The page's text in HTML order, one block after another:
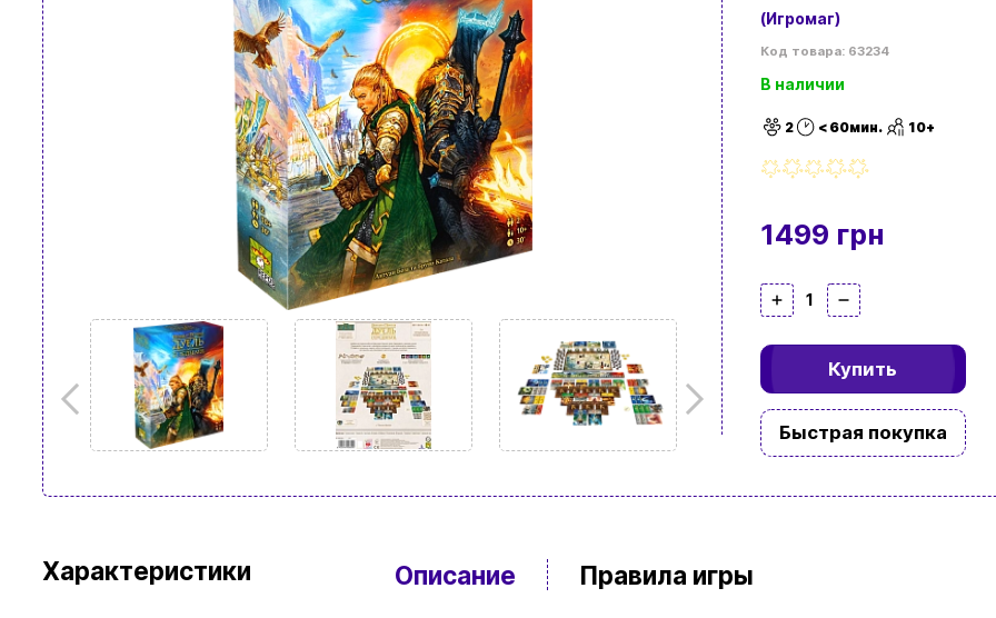
(Игромаг)
Код товара: 63234
В наличии
2 < 60мин. 10+
1499 грн
1
Купить
Быстрая покупка
Характеристики Описание Правила игры